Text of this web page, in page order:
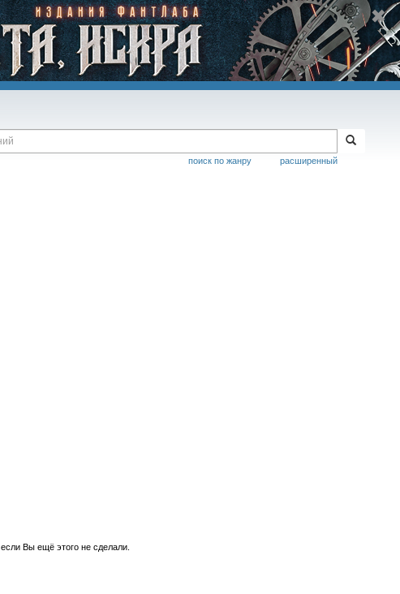
расширенный
поиск по жанру
, если Вы ещё этого не сделали.